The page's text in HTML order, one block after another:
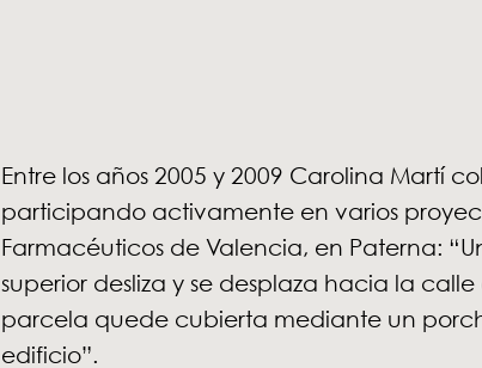
Entre los años 2005 y 2009 Carolina Martí
participando activamente en varios
Farmacéuticos de Valencia, en Paterna:
superior desliza y se desplaza hacia la
parcela quede cubierta mediante un
edificio”.